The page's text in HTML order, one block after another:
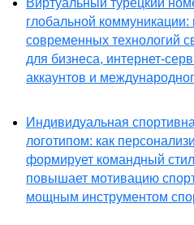
Виртуальный турецкий
глобальной коммуникации:
современных технологий
для бизнеса, интернет-
аккаунтов и
Индивидуальная
логотипом: как
формирует командный
повышает мотивацию
мощным инструментом